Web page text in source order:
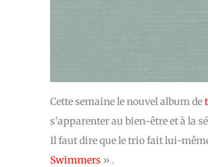
Cette semaine le nouvel album de
s’apparenter au bien-être et à la
Il faut dire que le trio fait lui-
Swimmers » .